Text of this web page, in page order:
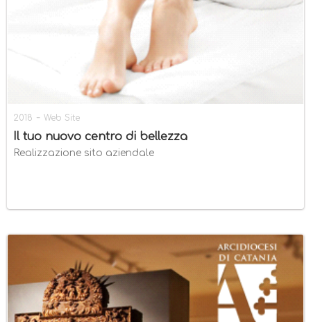
2018 - Web Site
Il tuo nuovo centro di bellezza
Realizzazione sito aziendale